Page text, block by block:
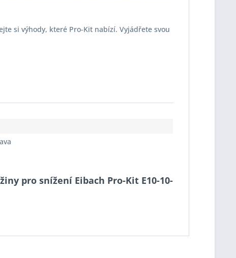
si výhody, které Pro-Kit nabízí. Vyjádřete svou
pro snížení Eibach Pro-Kit E10-10-